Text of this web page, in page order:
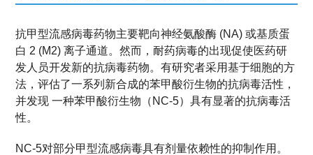
抗甲型流感病毒药物主要靶向神经氨酸酶 (NA) 或基质蛋
白 2 (M2) 离子通道。然而，耐药病毒的出现促使医药研
发人员开发新的抗病毒药物。有研究者采用基于细胞的方
法，评估了一系列新合成的苯甲酸衍生物的抗病毒活性，
并发现 一种苯甲酸衍生物（NC-5）具有显著的抗病毒活
性。
NC-5对部分甲型流感病毒具有剂量依赖性的抑制作用。